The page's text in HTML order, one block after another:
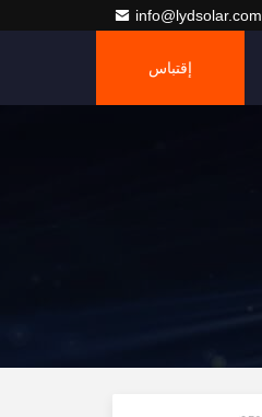
info@lydsolar.com
إقتباس